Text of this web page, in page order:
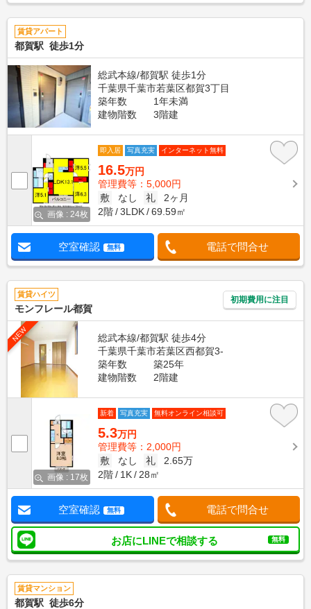
賃貸アパート
都賀駅 徒歩1分
総武本線/都賀駅 徒歩1分
千葉県千葉市若葉区都賀3丁目
築年数
1年未満
建物階数
3階建
画像 : 24枚
即入居 写真充実 インターネット無料
16.5万円
管理費等：5,000円
敷
なし 礼
2ヶ月
2階
3LDK 69.59㎡
空室確認 無料 電話で問合せ
賃貸ハイツ
モンフレール都賀
初期費用に注目
NEW
総武本線/都賀駅 徒歩4分
千葉県千葉市若葉区西都賀3-
築年数
築25年
建物階数
2階建
画像 : 17枚
新着 写真充実 無料オンライン相談可
5.3万円
管理費等：2,000円
敷
なし 礼
2.65万
2階
1K 28㎡
空室確認 無料 電話で問合せ
お店にLINEで相談する 無料
賃貸マンション
都賀駅 徒歩6分